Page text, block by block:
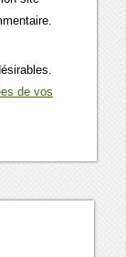
de vos